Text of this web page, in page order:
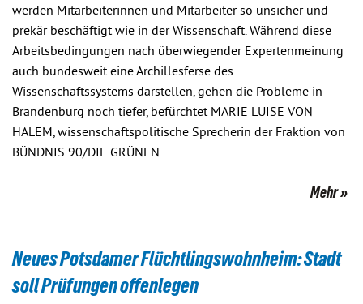
werden Mitarbeiterinnen und Mitarbeiter so unsicher und
prekär beschäftigt wie in der Wissenschaft. Während diese
Arbeitsbedingungen nach überwiegender Expertenmeinung
auch bundesweit eine Archillesferse des
Wissenschaftssystems darstellen, gehen die Probleme in
Brandenburg noch tiefer, befürchtet MARIE LUISE VON
HALEM, wissenschaftspolitische Sprecherin der Fraktion von
BÜNDNIS 90/DIE GRÜNEN.
Mehr
Neues Potsdamer Flüchtlingswohnheim: Stadt
soll Prüfungen offenlegen